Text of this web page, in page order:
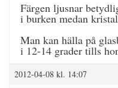
Färgen ljusnar
i burken medan
Man kan hälla på
i 12-14 grader tills
2012-04-08 kl. 14:07